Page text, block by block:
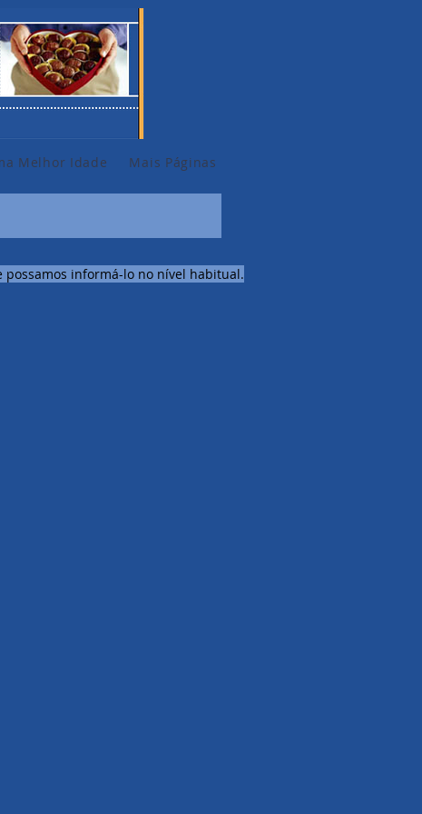
Melhor Idade Mais Páginas
possamos informá-lo no nível habitual.